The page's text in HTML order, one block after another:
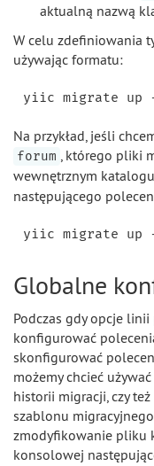
aktualną nazwą
W celu zdefiniowania
używając formatu:
Na przykład, jeśli
forum , którego pliki
wewnętrznym katalogu
następującego
Globalne
Podczas gdy opcje
konfigurować
skonfigurować
możemy chcieć
historii migracji, czy
szablonu
zmodyfikowanie pliku
konsolowej